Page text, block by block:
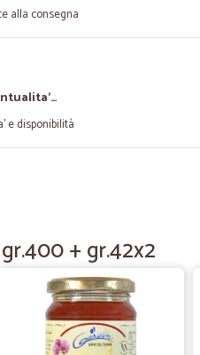
alla consegna
e disponibilità
freschi e spedizione veloce
+ gr.42x2